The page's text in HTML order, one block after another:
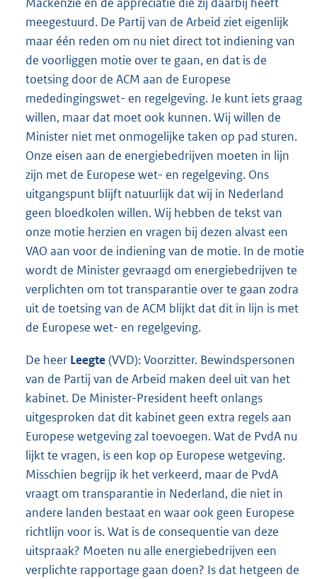
meegestuurd. De Partij van de Arbeid ziet eigenlijk
maar één reden om nu niet direct tot indiening van
de voorliggen motie over te gaan, en dat is de
toetsing door de ACM aan de Europese
mededingingswet- en regelgeving. Je kunt iets graag
willen, maar dat moet ook kunnen. Wij willen de
Minister niet met onmogelijke taken op pad sturen.
Onze eisen aan de energiebedrijven moeten in lijn
zijn met de Europese wet- en regelgeving. Ons
uitgangspunt blijft natuurlijk dat wij in Nederland
geen bloedkolen willen. Wij hebben de tekst van
onze motie herzien en vragen bij dezen alvast een
VAO aan voor de indiening van de motie. In de motie
wordt de Minister gevraagd om energiebedrijven te
verplichten om tot transparantie over te gaan zodra
uit de toetsing van de ACM blijkt dat dit in lijn is met
de Europese wet- en regelgeving.
De heer Leegte(VVD): Voorzitter. Bewindspersonen
van de Partij van de Arbeid maken deel uit van het
kabinet. De Minister-President heeft onlangs
uitgesproken dat dit kabinet geen extra regels aan
Europese wetgeving zal toevoegen. Wat de PvdA nu
lijkt te vragen, is een kop op Europese wetgeving.
Misschien begrijp ik het verkeerd, maar de PvdA
vraagt om transparantie in Nederland, die niet in
andere landen bestaat en waar ook geen Europese
richtlijn voor is. Wat is de consequentie van deze
uitspraak? Moeten nu alle energiebedrijven een
verplichte rapportage gaan doen? Is dat hetgeen de